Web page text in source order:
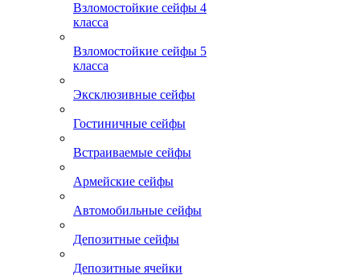
Взломостойкие сейфы 4
класса
Взломостойкие сейфы 5
класса
Эксклюзивные сейфы
Гостиничные сейфы
Встраиваемые сейфы
Армейские сейфы
Автомобильные сейфы
Депозитные сейфы
Депозитные ячейки